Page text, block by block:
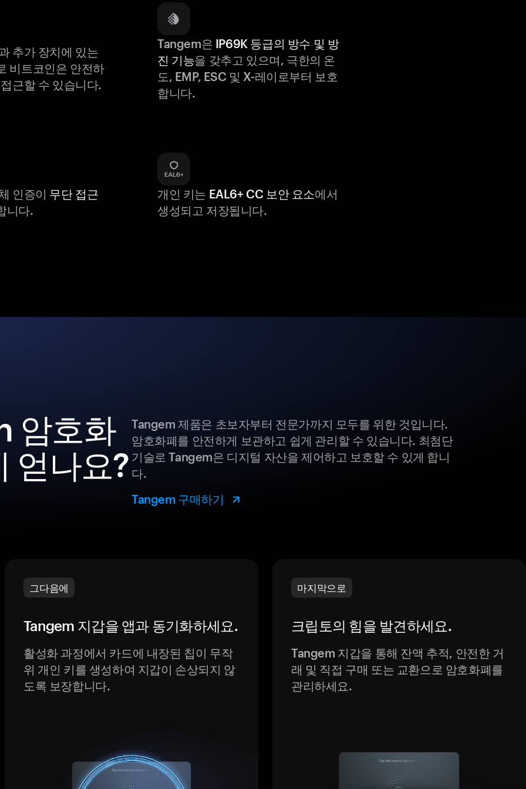
추가 장치에 있는
비트코인은 안전하
근할 수 있습니다.
Tangem은 IP69K 등급의 방수 및 방
진 기능을 갖추고 있으며, 극한의 온
도, EMP, ESC 및 X-레이로부터 보호
합니다.
인증이 무단 접근
니다.
개인 키는 EAL6+ CC 보안 요소에서
생성되고 저장됩니다.
암호화
얻나요?
Tangem 제품은 초보자부터 전문가까지 모두를 위한 것입니다.
암호화폐를 안전하게 보관하고 쉽게 관리할 수 있습니다. 최첨단
기술로 Tangem은 디지털 자산을 제어하고 보호할 수 있게 합니
다.
Tangem 구매하기
그다음에
Tangem 지갑을 앱과 동기화하세요.
활성화 과정에서 카드에 내장된 칩이 무작
위 개인 키를 생성하여 지갑이 손상되지 않
도록 보장합니다.
마지막으로
크립토의 힘을 발견하세요.
Tangem 지갑을 통해 잔액 추적, 안전한 거
래 및 직접 구매 또는 교환으로 암호화폐를
관리하세요.